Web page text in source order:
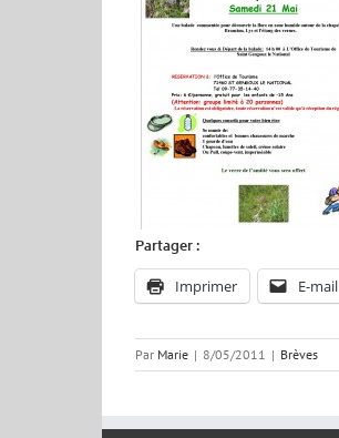
Partager :
Imprimer E-mail
Par Marie | 8/05/2011 | Brèves